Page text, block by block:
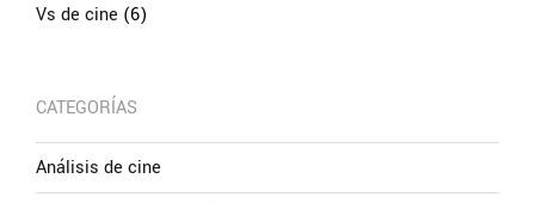
Vs de cine (6)
CATEGORÍAS
Análisis de cine